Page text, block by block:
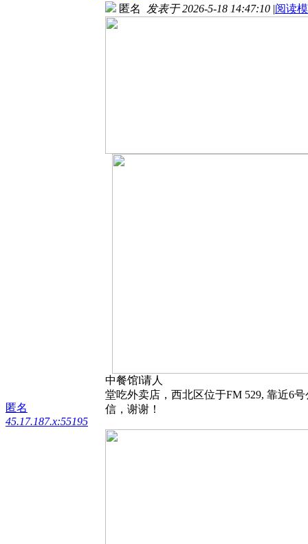
匿名
45.17.187.x:55195
匿名 发表于 2026-5-18 14:47:10 |阅读
中餐馆l请人
堂吃外卖店，西北区位于FM 529, 靠近6
信，谢谢！